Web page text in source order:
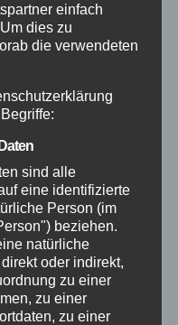
einfach
dies zu
die verwendeten
sind alle
eine identifizierte
Person (im
beziehen.
natürliche
oder indirekt,
zu einer
zu einer
zu einer